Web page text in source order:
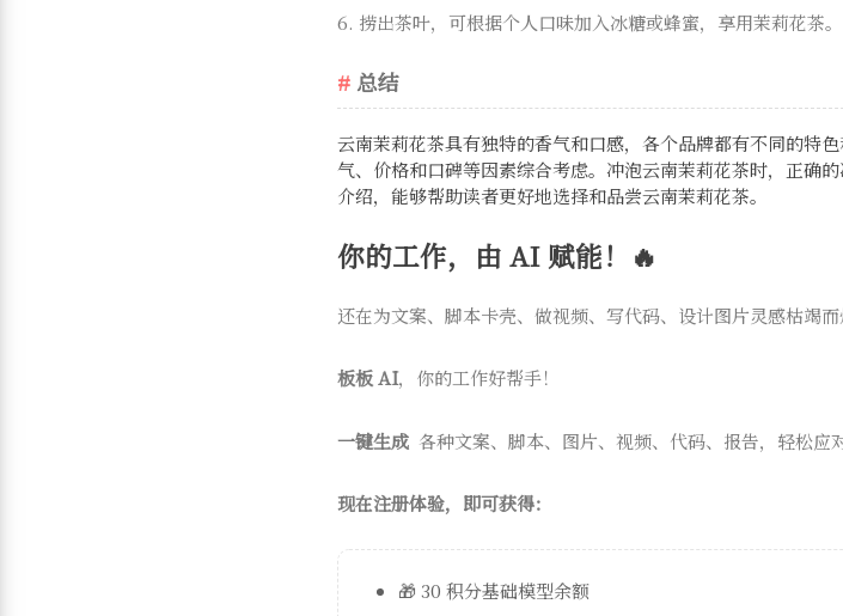
6. 捞出茶叶，可根据个人口味加入冰糖或蜂蜜，享用茉莉花茶。
总结
云南茉莉花茶具有独特的香气和口感，各个品牌都有不同的特
气、价格和口碑等因素综合考虑。冲泡云南茉莉花茶时，正确
介绍，能够帮助读者更好地选择和品尝云南茉莉花茶。
你的工作，由 AI 赋能！🔥
还在为文案、脚本卡壳、做视频、写代码、设计图片灵感枯竭
板板 AI，你的工作好帮手！
一键生成 各种文案、脚本、图片、视频、代码、报告，轻松应
现在注册体验，即可获得：
🎁 30 积分基础模型余额